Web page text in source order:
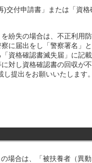
)交付申請書」または「資
を紛失の場合は、不正利用
に届出をし「警察署名」
資格確認書滅失届」に記載
対し資格確認書の回収が
提出をお願いいたします。
場合は、「被扶養者（異